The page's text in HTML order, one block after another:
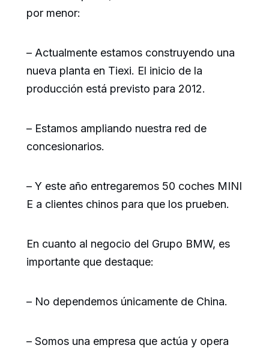
por menor:
– Actualmente estamos construyendo una
nueva planta en Tiexi. El inicio de la
producción está previsto para 2012.
– Estamos ampliando nuestra red de
concesionarios.
– Y este año entregaremos 50 coches MINI
E a clientes chinos para que los prueben.
En cuanto al negocio del Grupo BMW, es
importante que destaque:
– No dependemos únicamente de China.
– Somos una empresa que actúa y opera